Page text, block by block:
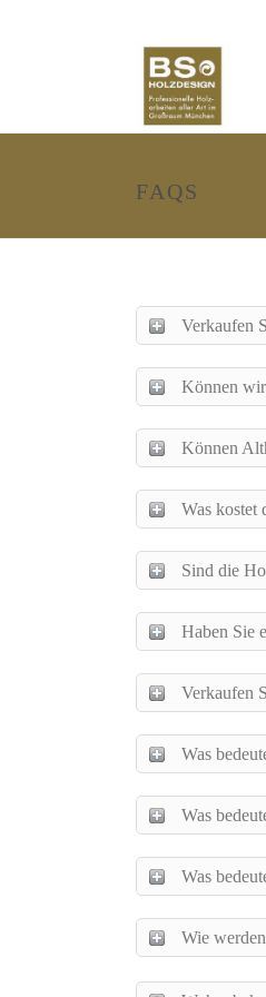
FAQS
Verkaufen
Können
Können
Was kostet
Sind die
Haben Sie
Verkaufen
Was
Was
Was
Wie